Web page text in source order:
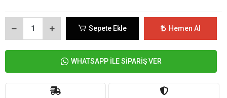
Sepete Ekle Hemen Al
WHATSAPP İLE SİPARİŞ VER